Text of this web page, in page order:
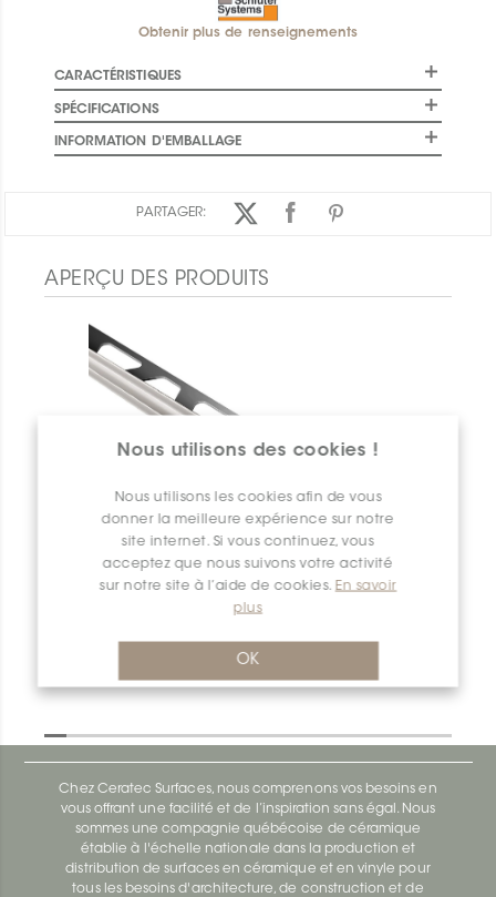
Nous utilisons des cookies !
Nous utilisons les cookies afin de vous
donner la meilleure expérience sur notre
site internet. Si vous continuez, vous
acceptez que nous suivons votre activité
sur notre site à l’aide de cookies. En savoir
plus
OK
Obtenir plus de renseignements
CARACTÉRISTIQUES
SPÉCIFICATIONS
INFORMATION D'EMBALLAGE
PARTAGER:
APERÇU DES PRODUITS
Deco-SG SG100TSSG12
Deco-Sg SG100ACB12
Chez Ceratec Surfaces, nous comprenons vos besoins en
vous offrant une facilité et de l’inspiration sans égal. Nous
sommes une compagnie québécoise de céramique
établie à l'échelle nationale dans la production et
distribution de surfaces en céramique et en vinyle pour
tous les besoins d'architecture, de construction et de